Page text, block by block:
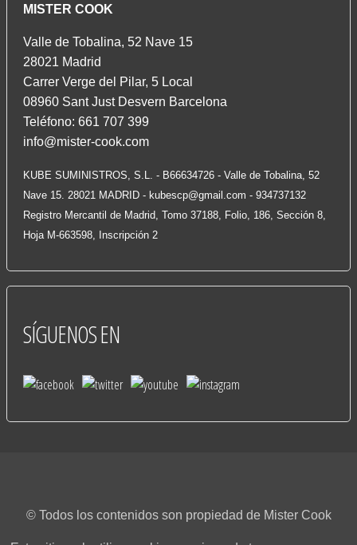
MISTER COOK
Valle de Tobalina, 52 Nave 15
28021 Madrid
Carrer Verge del Pilar, 5 Local
08960 Sant Just Desvern Barcelona
Teléfono: 661 707 399
info@mister-cook.com
KUBE SUMINISTROS, S.L. - B66634726 - Valle de Tobalina, 52
Nave 15. 28021 MADRID - kubescp@gmail.com - 934737132
Registro Mercantil de Madrid, Tomo 37188, Folio, 186, Sección 8,
Hoja M-663598, Inscripción 2
SÍGUENOSEN
© Todos los contenidos son propiedad de Mister Cook